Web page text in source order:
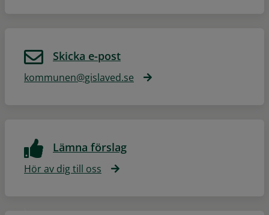
Skicka e-post
kommunen@gislaved.se
Lämna förslag
Hör av dig till oss